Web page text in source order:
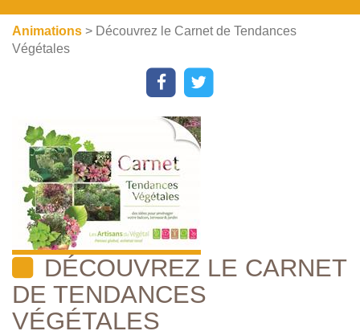
Animations > Découvrez le Carnet de Tendances
Végétales
DÉCOUVREZ LE CARNET
DE TENDANCES
VÉGÉTALES